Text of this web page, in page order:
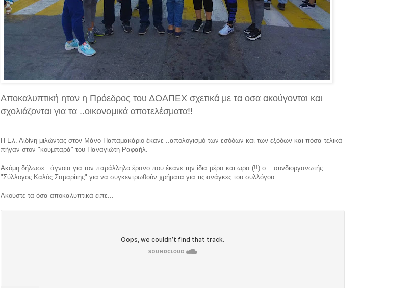
Αποκαλυπτική ηταν η Πρόεδρος του ΔΟΑΠΕΧ σχετικά με τα οσα ακούγονται και
σχολιάζονται για τα ..οικονομικά αποτελέσματα!!
Η Ελ. Αιδίνη μιλώντας στον Μάνο Παπαμακάριο έκανε ..απολογισμό των εσόδων και των εξόδων και πόσα τελικά
πήγαν στον "κουμπαρά" του Παναγιώτη-Ραφαήλ.
Ακόμη δήλωσε ..άγνοια για τον παράλληλο έρανο που έκανε την ίδια μέρα και ωρα (!!) ο ...συνδιοργανωτής
"Σύλλογος Καλός Σαμαρίτης" για να συγκεντρωθούν χρήματα για τις ανάγκες του συλλόγου...
Ακούστε τα όσα αποκαλυπτικά ειπε...